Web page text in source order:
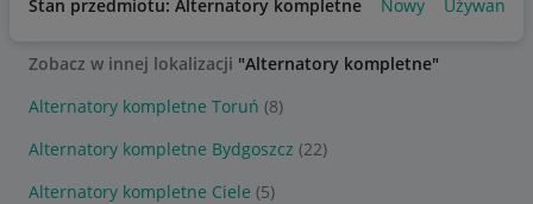
Stan przedmiotu: Alternatory kompletne Nowy Używany
Zobacz w innej lokalizacji "Alternatory kompletne"
Alternatory kompletne Toruń (8)
Alternatory kompletne Bydgoszcz (22)
Alternatory kompletne Ciele (5)